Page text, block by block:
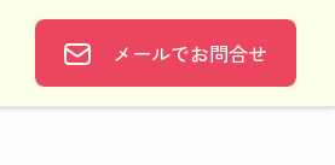
メールでお問合せ